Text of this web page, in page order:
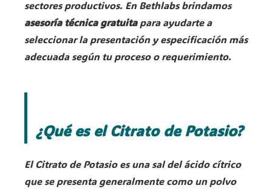
sectores productivos. En Bethlabs brindamos
asesoría técnica gratuitapara ayudarte a
seleccionar la presentación y especificación más
adecuada según tu proceso o requerimiento.
¿Qué es el Citrato de Potasio?
El Citrato de Potasio es una sal del ácido cítrico
que se presenta generalmente como un polvo